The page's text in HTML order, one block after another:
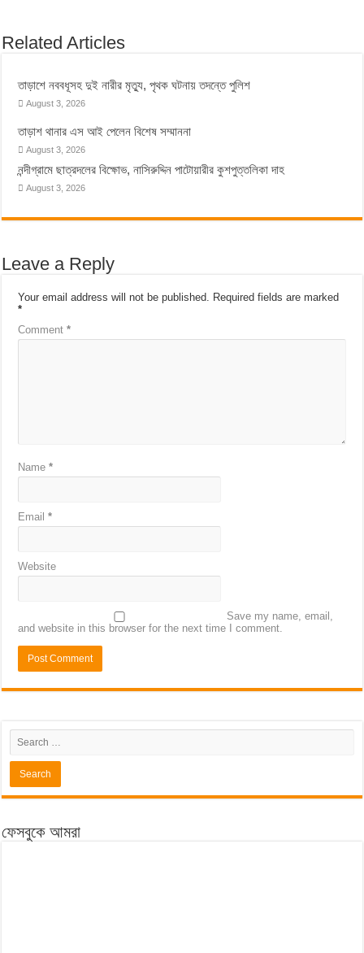
Related Articles
তাড়াশে নববধূসহ দুই নারীর মৃত্যু, পৃথক ঘটনায় তদন্তে পুলিশ
August 3, 2026
তাড়াশ থানার এস আই পেলেন বিশেষ সম্মাননা
August 3, 2026
নন্দীগ্রামে ছাত্রদলের বিক্ষোভ, নাসিরুদ্দিন পাটোয়ারীর কুশপুত্তলিকা দাহ
August 3, 2026
Leave a Reply
Your email address will not be published. Required fields are marked
*
Comment*
Name*
Email*
Website
Save my name, email,
and website in this browser for the next time I comment.
ফেসবুকে আমরা